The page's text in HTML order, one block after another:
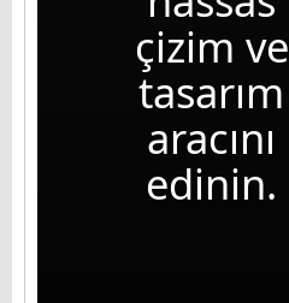
çizim ve
tasarım
aracını
edinin.